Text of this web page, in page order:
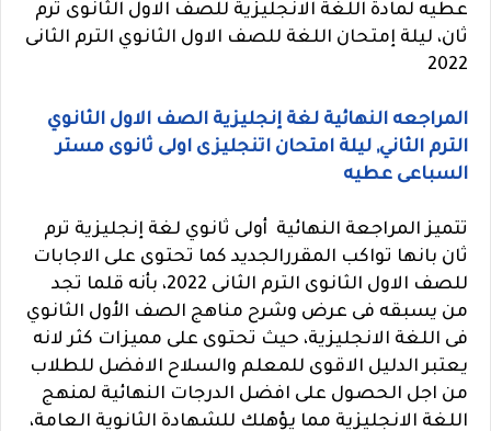
عطيه لمادة اللغة الانجليزية للصف الاول الثانوى ترم
ثان، ليلة إمتحان اللغة للصف الاول الثانوي الترم الثانى
2022
المراجعه النهائية لغة إنجليزية الصف الاول الثانوي
الترم الثاني, ليلة امتحان اتنجليزى اولى ثانوى مستر
السباعى عطيه
تتميز المراجعة النهائية أولى ثانوي لغة إنجليزية ترم
ثان بانها تواكب المقررالجديد كما تحتوى على الاجابات
للصف الاول الثانوى الترم الثانى 2022، بأنه قلما تجد
من يسبقه فى عرض وشرح مناهج الصف الأول الثانوي
فى اللغة الانجليزية، حيث تحتوى على مميزات كثر لانه
يعتبر الدليل الاقوى للمعلم والسلاح الافضل للطلاب
من اجل الحصول على افضل الدرجات النهائية لمنهج
اللغة الانجليزية مما يؤهلك للشهادة الثانوية العامة،